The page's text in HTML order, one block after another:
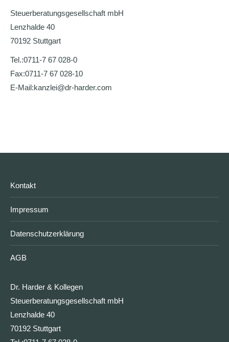
Steuerberatungsgesellschaft mbH
Lenzhalde 40
70192 Stuttgart
Tel.:0711-7 67 028-0
Fax:0711-7 67 028-10
E-Mail:kanzlei@dr-harder.com
Kontakt
Impressum
Datenschutzerklärung
AGB
Dr. Harder & Kollegen
Steuerberatungsgesellschaft mbH
Lenzhalde 40
70192 Stuttgart